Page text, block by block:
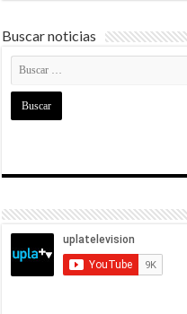
Buscar noticias